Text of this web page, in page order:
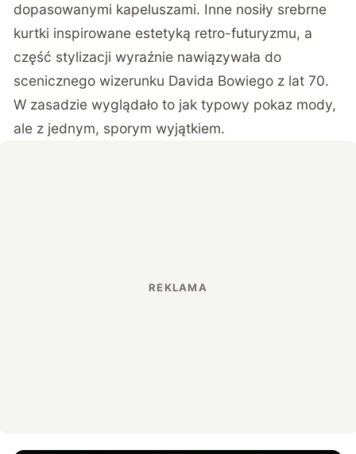
dopasowanymi kapeluszami. Inne nosiły srebrne
kurtki inspirowane estetyką retro-futuryzmu, a
część stylizacji wyraźnie nawiązywała do
scenicznego wizerunku Davida Bowiego z lat 70.
W zasadzie wyglądało to jak typowy pokaz mody,
ale z jednym, sporym wyjątkiem.